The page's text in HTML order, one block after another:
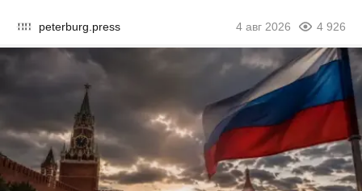
peterburg.press 4 авг 2026 4 926